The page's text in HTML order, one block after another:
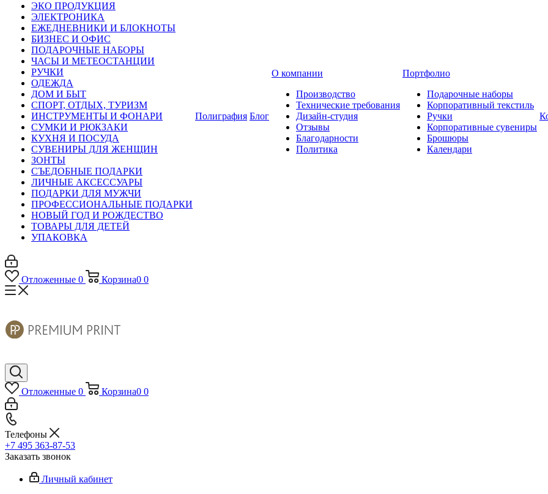
ЭКО ПРОДУКЦИЯ
ЭЛЕКТРОНИКА
ЕЖЕДНЕВНИКИ И БЛОКНОТЫ
БИЗНЕС И ОФИС
ПОДАРОЧНЫЕ НАБОРЫ
ЧАСЫ И МЕТЕОСТАНЦИИ
РУЧКИ
ОДЕЖДА
ДОМ И БЫТ
СПОРТ, ОТДЫХ, ТУРИЗМ
ИНСТРУМЕНТЫ И ФОНАРИ
СУМКИ И РЮКЗАКИ
КУХНЯ И ПОСУДА
СУВЕНИРЫ ДЛЯ ЖЕНЩИН
ЗОНТЫ
СЪЕДОБНЫЕ ПОДАРКИ
ЛИЧНЫЕ АКСЕССУАРЫ
ПОДАРКИ ДЛЯ МУЖЧИ
ПРОФЕССИОНАЛЬНЫЕ ПОДАРКИ
НОВЫЙ ГОД И РОЖДЕСТВО
ТОВАРЫ ДЛЯ ДЕТЕЙ
УПАКОВКА
Полиграфия Блог
О компании
Производство
Технические требования
Дизайн-студия
Отзывы
Благодарности
Политика
Портфолио
Подарочные наборы
Корпоративный текстиль
Ручки
Корпоративные сувениры
Брошюры
Календари
Отложенные 0 Корзина0 0
Отложенные 0 Корзина0 0
Телефоны
+7 495 363-87-53
Заказать звонок
Личный кабинет